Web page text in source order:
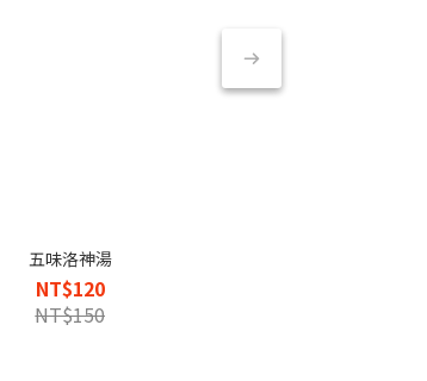
五味洛神湯
NT$120
NT$150